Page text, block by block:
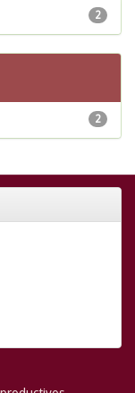
2
2